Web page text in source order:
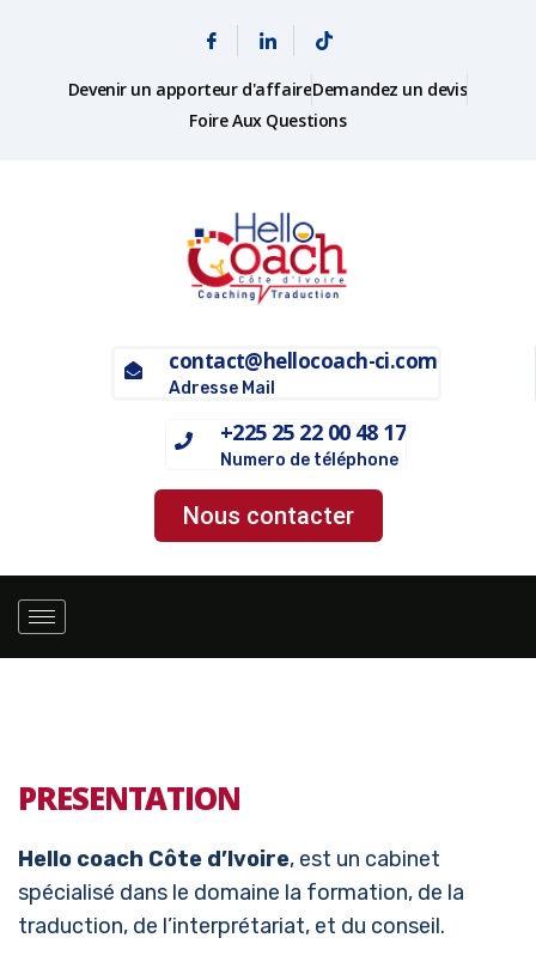
Devenir un apporteur d'affaireDemandez un devis
Foire Aux Questions
contact@hellocoach-ci.com
Adresse Mail
+225 25 22 00 48 17
Numero de téléphone
Nous contacter
PRESENTATION
Hello coach Côte d’Ivoire, est un cabinet
spécialisé dans le domaine la formation, de la
traduction, de l’interprétariat, et du conseil.